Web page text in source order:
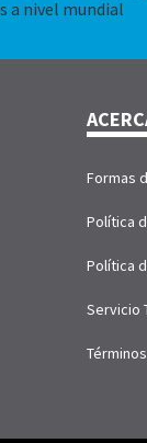
a nivel mundial
Formas
Política
Política
Servicio